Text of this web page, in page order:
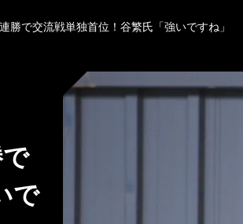
勝で交流戦単独首位！谷繁氏「強いですね」
で